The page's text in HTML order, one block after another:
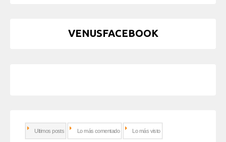
VENUSFACEBOOK
Ultimos posts Lo más comentado Lo más visto